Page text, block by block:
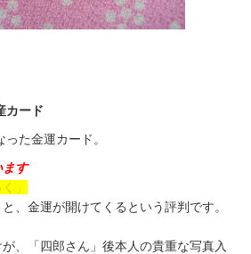
ード
た金運カード。
ます
」
、金運が開けてくるという評判です。
、「四郎さん」後本人の貴重な写真入